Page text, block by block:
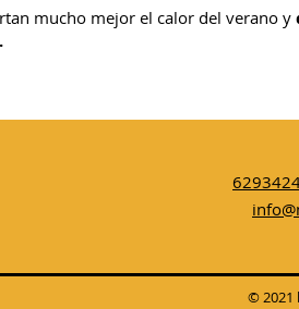
mucho mejor el calor del verano y
© 2021